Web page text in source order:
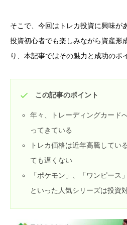
そこで、今回はトレカ投資に興味が
投資初心者でも楽しみながら資産形
り、本記事ではその魅力と成功のポ
この記事のポイント
年々、トレーディングカード
ってきている
トレカ価格は近年高騰してい
ても遅くない
「ポケモン」、「ワンピース
といった人気シリーズは投資